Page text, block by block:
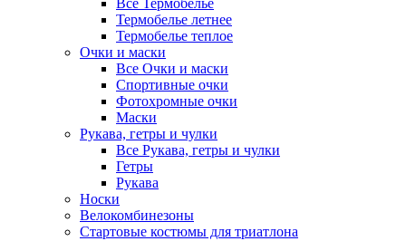
Все Термобелье
Термобелье летнее
Термобелье теплое
Очки и маски
Все Очки и маски
Спортивные очки
Фотохромные очки
Маски
Рукава, гетры и чулки
Все Рукава, гетры и чулки
Гетры
Рукава
Носки
Велокомбинезоны
Стартовые костюмы для триатлона